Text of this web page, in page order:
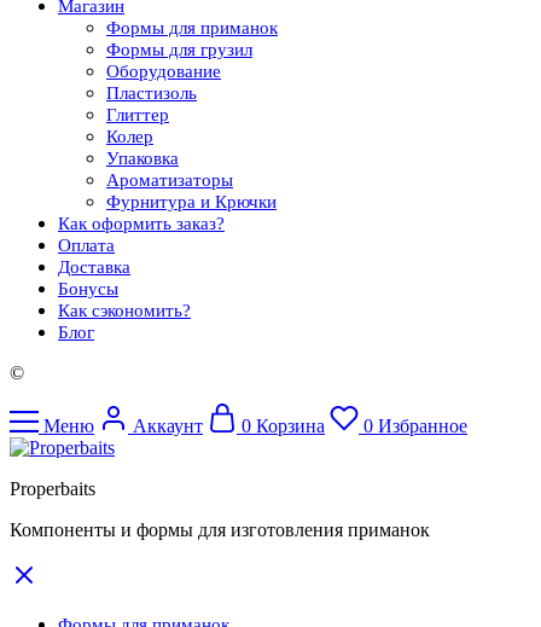
Магазин
Формы для приманок
Формы для грузил
Оборудование
Пластизоль
Глиттер
Колер
Упаковка
Ароматизаторы
Фурнитура и Крючки
Как оформить заказ?
Оплата
Доставка
Бонусы
Как сэкономить?
Блог
©
Меню Аккаунт 0 Корзина 0 Избранное
Properbaits
Компоненты и формы для изготовления приманок